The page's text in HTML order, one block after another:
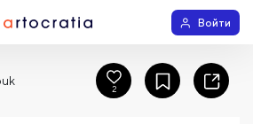
Войти
2